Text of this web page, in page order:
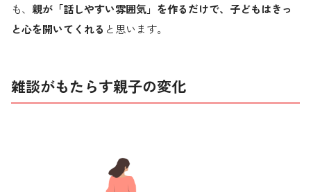
も、 親が「話しやすい雰囲気」を作るだけで、子どもはきっ
と心を開いてくれる と思います。
雑談がもたらす親子の変化